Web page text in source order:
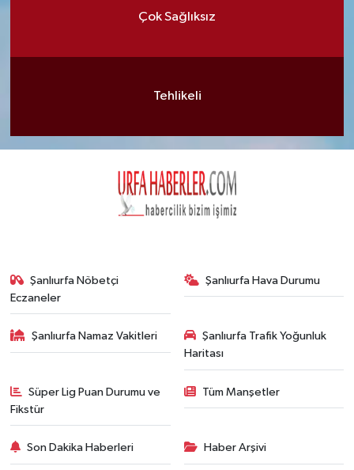
Çok Sağlıksız
Tehlikeli
Şanlıurfa Nöbetçi
Eczaneler
Şanlıurfa Hava Durumu
Şanlıurfa Namaz Vakitleri
Şanlıurfa Trafik Yoğunluk
Haritası
Süper Lig Puan Durumu ve
Fikstür
Tüm Manşetler
Son Dakika Haberleri Haber Arşivi